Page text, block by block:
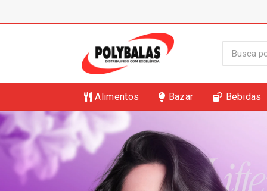
Alimentos Bazar Bebidas